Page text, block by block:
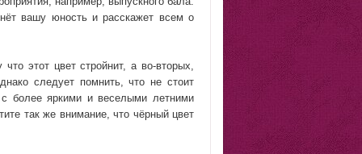
вашу юность и расскажет всем о
этот цвет стройнит, а во-вторых,
следует помнить, что не стоит
более яркими и веселыми летними
так же внимание, что чёрный цвет